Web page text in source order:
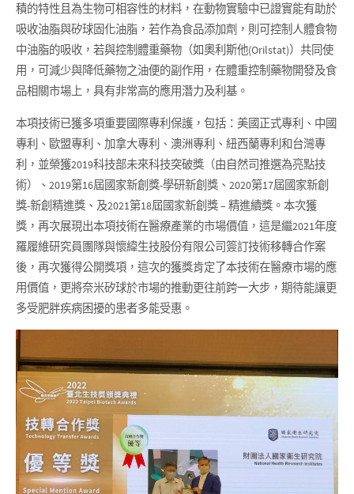
積的特性且為生物可相容性的材料，在動物實驗中已證實能有助於
吸收油脂與矽球固化油脂，若作為食品添加劑，則可控制人體食物
中油脂的吸收，若與控制體重藥物（如奧利斯他(Orilstat)）共同使
用，可減少與降低藥物之油便的副作用，在體重控制藥物開發及食
品相關市場上，具有非常高的應用潛力及利基。
本項技術已獲多項重要國際專利保護，包括：美國正式專利、中國
專利、歐盟專利、加拿大專利、澳洲專利、紐西蘭專利和台灣專
利，並榮獲2019科技部未來科技突破獎（由自然司推選為亮點技
術）、2019第16屆國家新創獎-學研新創獎、2020第17屆國家新創
獎-新創精進獎、及2021第18屆國家新創獎 – 精進續獎。本次獲
獎，再次展現出本項技術在醫療產業的市場價值，這是繼2021年度
羅履維研究員團隊與懷緯生技股份有限公司簽訂技術移轉合作案
後，再次獲得公開獎項，這次的獲獎肯定了本技術在醫療市場的應
用價值，更將奈米矽球於市場的推動更往前跨一大步，期待能讓更
多受肥胖疾病困擾的患者多能受惠。